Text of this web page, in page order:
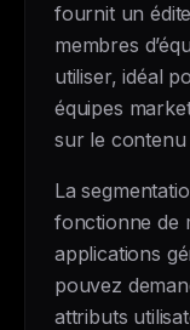
fournit un
membres
utiliser, idéal
équipes
sur le contenu
La
fonctionne de
applications
pouvez
attributs